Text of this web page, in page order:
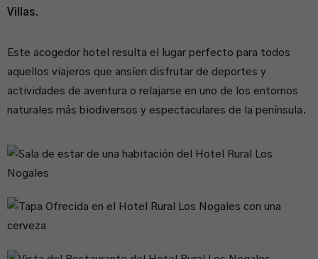
Villas.
Este acogedor hotel resulta el lugar perfecto para todos
aquellos viajeros que ansíen disfrutar de deportes y
actividades de aventura o relajarse en uno de los entornos
naturales más biodiversos y espectaculares de la península.